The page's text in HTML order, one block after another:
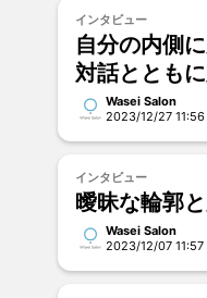
インタビュー
自分の内側
対話ととも
たしの一歩
Wasei Salon
2023/12/27 11:56
インタビュー
曖昧な輪郭
Wasei Salon
2023/12/07 11:57